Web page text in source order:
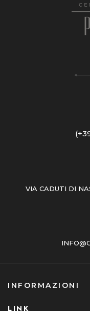
VIA CADUTI DI
INFORMAZIONI
LINK